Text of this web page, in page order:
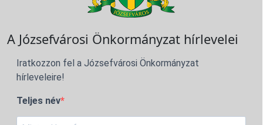
A Józsefvárosi Önkormányzat hírlevelei
Iratkozzon fel a Józsefvárosi Önkormányzat
hírleveleire!
Teljes név